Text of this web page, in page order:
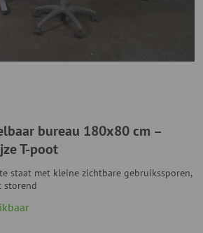
bureau 180x80 cm –
T-poot
staat met kleine zichtbare gebruikssporen,
storend